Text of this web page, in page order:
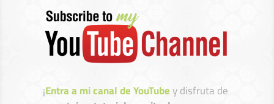
¡Entra a mi canal de YouTubey disfruta de